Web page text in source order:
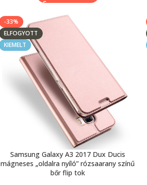
-33%
ELFOGYOTT
KIEMELT
Samsung Galaxy A3 2017 Dux Ducis
mágneses „oldalra nyíló” rózsaarany színű
bőr flip tok